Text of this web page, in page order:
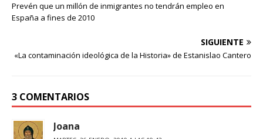
Prevén que un millón de inmigrantes no tendrán empleo en
España a fines de 2010
SIGUIENTE
«La contaminación ideológica de la Historia» de Estanislao Cantero
3 COMENTARIOS
Joana